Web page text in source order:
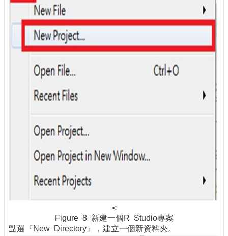
<
Figure 8 新建一個R Studio專案
點選『New Directory』，建立一個新資料夾。